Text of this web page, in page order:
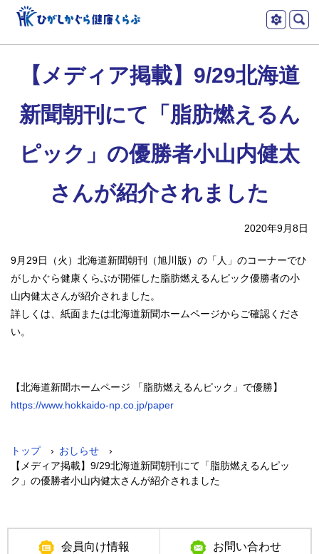
ツ
ー
ル
康くらぶ
【メディア掲載】9/29北海道
新聞朝刊にて「脂肪燃えるん
ピック」の優勝者小山内健太
さんが紹介されました
2020年9月8日
9月29日（火）北海道新聞朝刊（旭川版）の「人」のコーナーでひ
がしかぐら健康くらぶが開催した脂肪燃えるんピック優勝者の小
山内健太さんが紹介されました。
詳しくは、紙面または北海道新聞ホームページからご確認くださ
い。
【北海道新聞ホームページ 「脂肪燃えるんピック」で優勝】
https://www.hokkaido-np.co.jp/paper
トップ › おしらせ
›
【メディア掲載】9/29北海道新聞朝刊にて「脂肪燃えるんピッ
ク」の優勝者小山内健太さんが紹介されました
会員向け情報 お問い合わせ